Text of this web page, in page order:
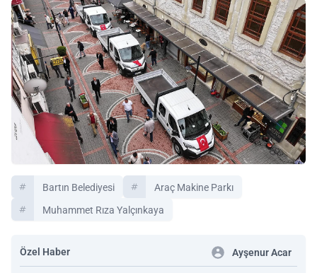
Bartın Belediyesi
Araç Makine Parkı
Muhammet Rıza Yalçınkaya
Özel Haber Ayşenur Acar